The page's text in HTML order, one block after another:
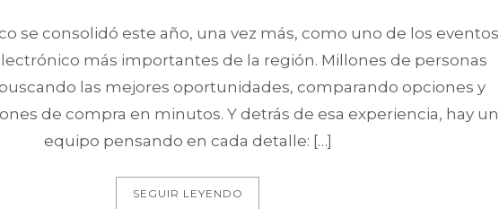
se consolidó este año, una vez más, como uno de los eventos
más importantes de la región. Millones de personas
las mejores oportunidades, comparando opciones y
de compra en minutos. Y detrás de esa experiencia, hay un
equipo pensando en cada detalle: […]
SEGUIR LEYENDO